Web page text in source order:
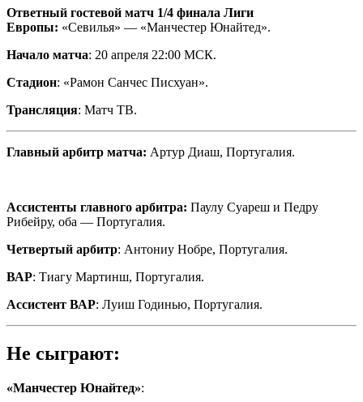
Ответный гостевой матч 1/4 финала Лиги
Европы: «Севилья» — «Манчестер Юнайтед».
Начало матча: 20 апреля 22:00 МСК.
Стадион: «Рамон Санчес Писхуан».
Трансляция: Матч ТВ.
Главный арбитр матча: Артур Диаш, Португалия.
Ассистенты главного арбитра: Паулу Суареш и Педру
Рибейру, оба — Португалия.
Четвертый арбитр: Антониу Нобре, Португалия.
ВАР: Тиагу Мартинш, Португалия.
Ассистент ВАР: Луиш Годинью, Португалия.
Не сыграют:
«Манчестер Юнайтед»: